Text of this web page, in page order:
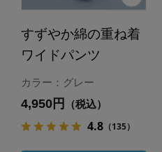
すずやか綿の重ね着
ワイドパンツ
カラー：グレー
4,950円 （税込）
4.8（135）